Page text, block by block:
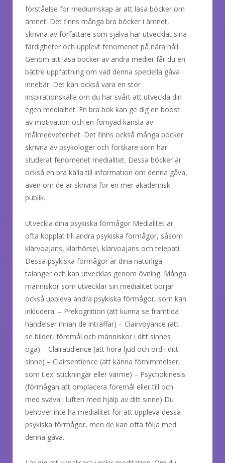
förståelse för mediumskap är att läsa böcker om
ämnet. Det finns många bra böcker i ämnet,
skrivna av författare som själva har utvecklat sina
färdigheter och upplevt fenomenet på nära håll.
Genom att läsa böcker av andra medier får du en
bättre uppfattning om vad denna speciella gåva
innebär. Det kan också vara en stor
inspirationskälla om du har svårt att utveckla din
egen medialitet. En bra bok kan ge dig en boost
av motivation och en förnyad känsla av
målmedvetenhet. Det finns också många böcker
skrivna av psykologer och forskare som har
studerat fenomenet medialitet. Dessa böcker är
också en bra källa till information om denna gåva,
även om de är skrivna för en mer akademisk
publik.
Utveckla dina psykiska förmågor Medialitet är
ofta kopplat till andra psykiska förmågor, såsom
klärvoajans, klärhörsel, klärvoajans och telepati.
Dessa psykiska förmågor är dina naturliga
talanger och kan utvecklas genom övning. Många
människor som utvecklar sin medialitet börjar
också uppleva andra psykiska förmågor, som kan
inkludera: – Prekognition (att kunna se framtida
händelser innan de inträffar) – Clairvoyance (att
se bilder, föremål och människor i ditt sinnes
öga) – Clairaudience (att höra ljud och ord i ditt
sinne) – Clairsentience (att känna förnimmelser,
som t.ex. stickningar eller värme) – Psychokinesis
(förmågan att omplacera föremål eller till och
med sväva i luften med hjälp av ditt sinne) Du
behöver inte ha medialitet för att uppleva dessa
psykiska förmågor, men de kan ofta följa med
denna gåva.